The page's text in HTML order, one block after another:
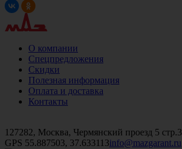
О компании
Спецпредложения
Скидки
Полезная информация
Оплата и доставка
Контакты
127282, Москва, Чермянский проезд 5 стр.3
GPS 55.887503, 37.633113info@mazgarant.ru